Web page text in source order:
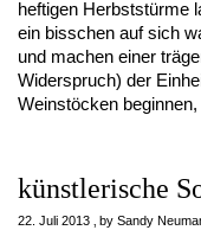
heftigen Herbststürme
ein bisschen auf sich
und machen einer
Widerspruch) der
Weinstöcken
künstlerische
22. Juli 2013 by Sandy